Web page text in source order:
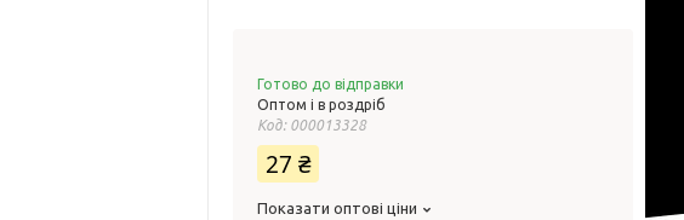
Готово до відправки
Оптом і в роздріб
Код: 000013328
27 ₴
Показати оптові ціни